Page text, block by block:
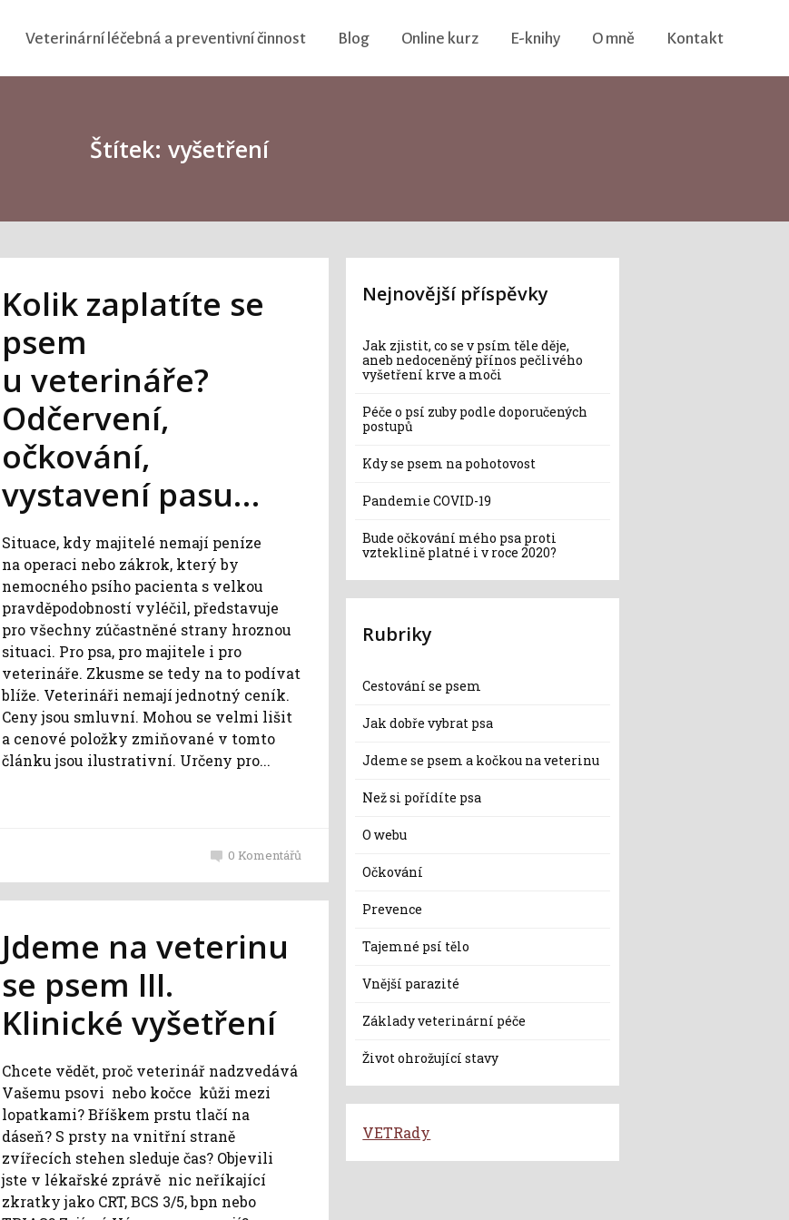
Veterinární léčebná a preventivní činnost Blog Online kurz E-knihy O mně Kontakt
Štítek: vyšetření
Kolik zaplatíte se
psem
u veterináře?
Odčervení,
očkování,
vystavení pasu…
Situace, kdy majitelé nemají peníze
na operaci nebo zákrok, který by
nemocného psího pacienta s velkou
pravděpodobností vyléčil, představuje
pro všechny zúčastněné strany hroznou
situaci. Pro psa, pro majitele i pro
veterináře. Zkusme se tedy na to podívat
blíže. Veterináři nemají jednotný ceník.
Ceny jsou smluvní. Mohou se velmi lišit
a cenové položky zmiňované v tomto
článku jsou ilustrativní. Určeny pro...
0 Komentářů
Jdeme na veterinu
se psem III.
Klinické vyšetření
Chcete vědět, proč veterinář nadzvedává
Vašemu psovi nebo kočce kůži mezi
lopatkami? Bříškem prstu tlačí na
dáseň? S prsty na vnitřní straně
zvířecích stehen sleduje čas? Objevili
jste v lékařské zprávě nic neříkající
zkratky jako CRT, BCS 3/5, bpn nebo
Nejnovější příspěvky
Jak zjistit, co se v psím těle děje,
aneb nedoceněný přínos pečlivého
vyšetření krve a moči
Péče o psí zuby podle doporučených
postupů
Kdy se psem na pohotovost
Pandemie COVID-19
Bude očkování mého psa proti
vzteklině platné i v roce 2020?
Rubriky
Cestování se psem
Jak dobře vybrat psa
Jdeme se psem a kočkou na veterinu
Než si pořídíte psa
O webu
Očkování
Prevence
Tajemné psí tělo
Vnější parazité
Základy veterinární péče
Život ohrožující stavy
VETRady